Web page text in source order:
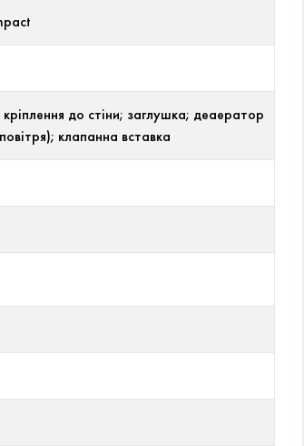
до стіни; заглушка; деаератор
клапанна вставка